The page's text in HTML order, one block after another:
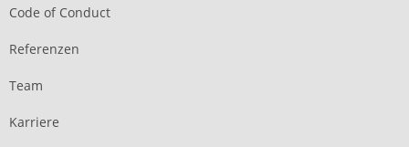
Code of Conduct
Referenzen
Team
Karriere